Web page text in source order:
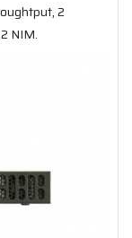
2
NIM.